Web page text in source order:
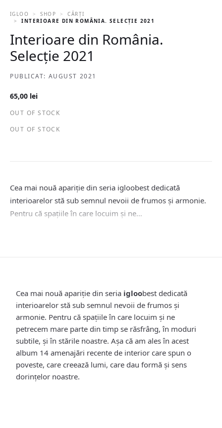
IGLOO SHOP
CĂRȚI
INTERIOARE DIN ROMÂNIA. SELECȚIE 2021
Interioare din România.
Selecție 2021
PUBLICAT: AUGUST 2021
65,00 lei
OUT OF STOCK
OUT OF STOCK
Cea mai nouă apariție din seria igloobest dedicată
interioarelor stă sub semnul nevoii de frumos și armonie.
Pentru că spațiile în care locuim și ne…
Cea mai nouă apariție din seria igloobest dedicată
interioarelor stă sub semnul nevoii de frumos și
armonie. Pentru că spațiile în care locuim și ne
petrecem mare parte din timp se răsfrâng, în moduri
subtile, și în stările noastre. Așa că am ales în acest
album 14 amenajări recente de interior care spun o
poveste, care creează lumi, care dau formă și sens
dorințelor noastre.